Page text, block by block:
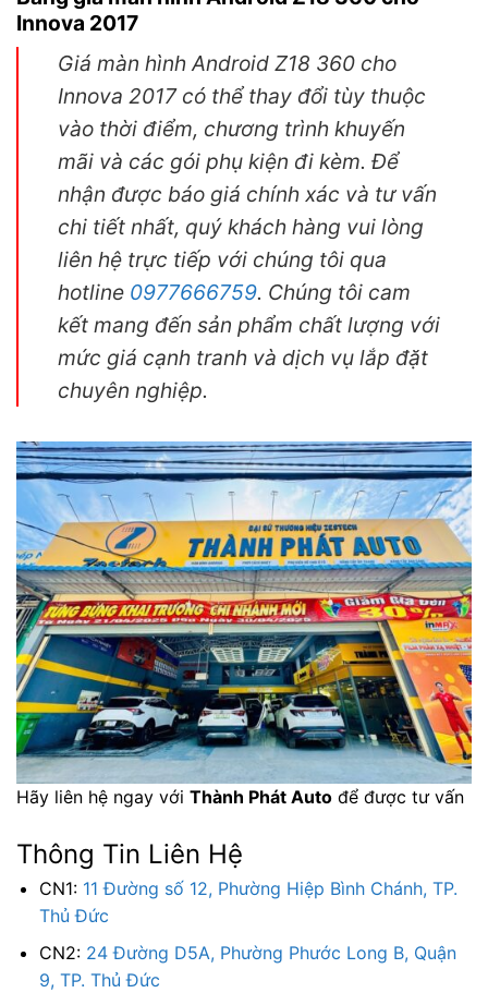
Innova 2017
Giá màn hình Android Z18 360 cho
Innova 2017 có thể thay đổi tùy thuộc
vào thời điểm, chương trình khuyến
mãi và các gói phụ kiện đi kèm. Để
nhận được báo giá chính xác và tư vấn
chi tiết nhất, quý khách hàng vui lòng
liên hệ trực tiếp với chúng tôi qua
hotline 0977666759. Chúng tôi cam
kết mang đến sản phẩm chất lượng với
mức giá cạnh tranh và dịch vụ lắp đặt
chuyên nghiệp.
Hãy liên hệ ngay với Thành Phát Auto để được tư vấn
Thông Tin Liên Hệ
CN1: 11 Đường số 12, Phường Hiệp Bình Chánh, TP.
Thủ Đức
CN2: 24 Đường D5A, Phường Phước Long B, Quận
9, TP. Thủ Đức